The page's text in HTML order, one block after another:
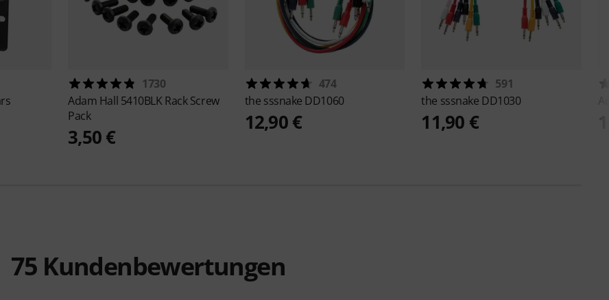
1730
Adam Hall 5410BLK Rack Screw
Pack
3,50 €
474
the sssnake DD1060
12,90 €
591
the sssnake DD1030
11,90 €
75 Kundenbewertungen